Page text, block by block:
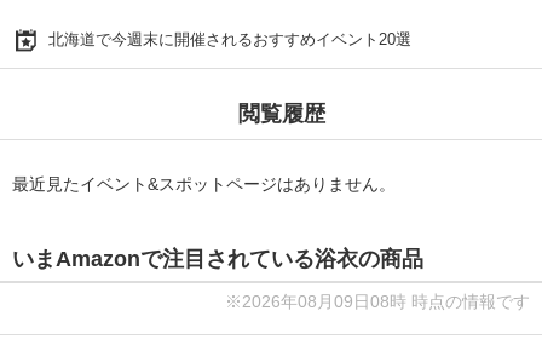
北海道で今週末に開催されるおすすめイベント20選
閲覧履歴
最近見たイベント&スポットページはありません。
いまAmazonで注目されている浴衣の商品
※2026年08月09日08時 時点の情報です